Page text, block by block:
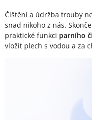
Čištění a údržba trouby
snad nikoho z nás.
praktické funkci parního
vložit plech s vodou a za